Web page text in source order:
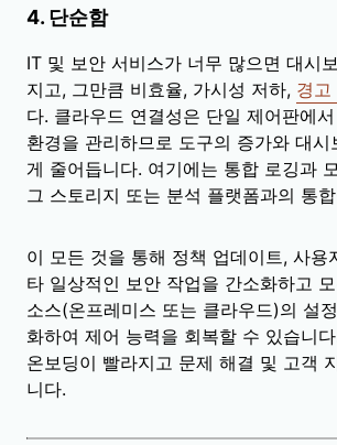
4. 단순함
IT 및 보안 서비스가 너무 많으면 대시
지고, 그만큼 비효율, 가시성 저하, 경고
다. 클라우드 연결성은 단일 제어판에
환경을 관리하므로 도구의 증가와 대시
게 줄어듭니다. 여기에는 통합 로깅과
그 스토리지 또는 분석 플랫폼과의 통
이 모든 것을 통해 정책 업데이트, 사용
타 일상적인 보안 작업을 간소화하고
소스(온프레미스 또는 클라우드)의 설
화하여 제어 능력을 회복할 수 있습니
온보딩이 빨라지고 문제 해결 및 고객
니다.